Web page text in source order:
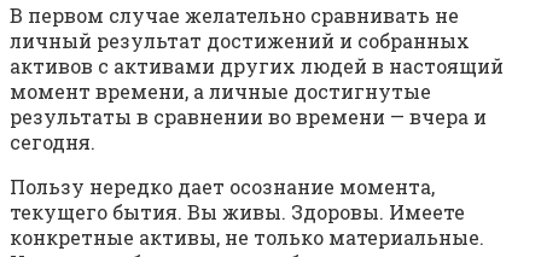
В первом случае желательно сравнивать не
личный результат достижений и собранных
активов с активами других людей в настоящий
момент времени, а личные достигнутые
результаты в сравнении во времени — вчера и
сегодня.
Пользу нередко дает осознание момента,
текущего бытия. Вы живы. Здоровы. Имеете
конкретные активы, не только материальные.